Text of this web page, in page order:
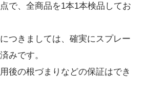
で、全商品を1本1本検品してお
つきましては、確実にスプレー
みです。
後の根づまりなどの保証はでき